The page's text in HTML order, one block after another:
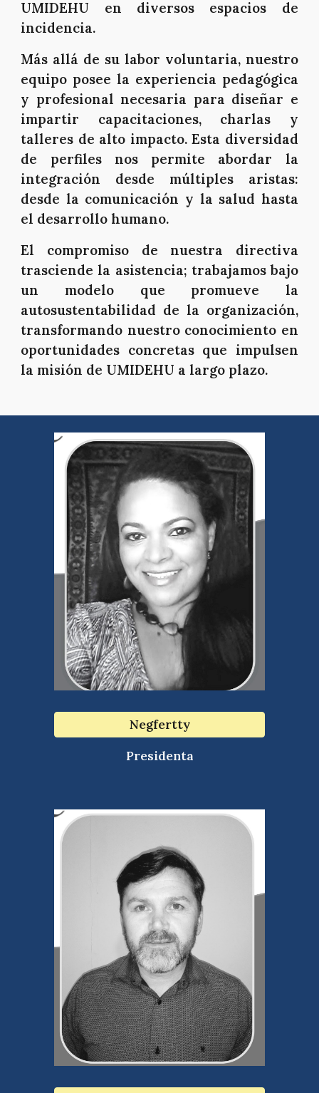
UMIDEHU en diversos espacios de
incidencia.
Más allá de su labor voluntaria, nuestro
equipo posee la experiencia pedagógica
y profesional necesaria para diseñar e
impartir capacitaciones, charlas y
talleres de alto impacto. Esta diversidad
de perfiles nos permite abordar la
integración desde múltiples aristas:
desde la comunicación y la salud hasta
el desarrollo humano.
El compromiso de nuestra directiva
trasciende la asistencia; trabajamos bajo
un modelo que promueve la
autosustentabilidad de la organización,
transformando nuestro conocimiento en
oportunidades concretas que impulsen
la misión de UMIDEHU a largo plazo.
Negfertty
Presidenta